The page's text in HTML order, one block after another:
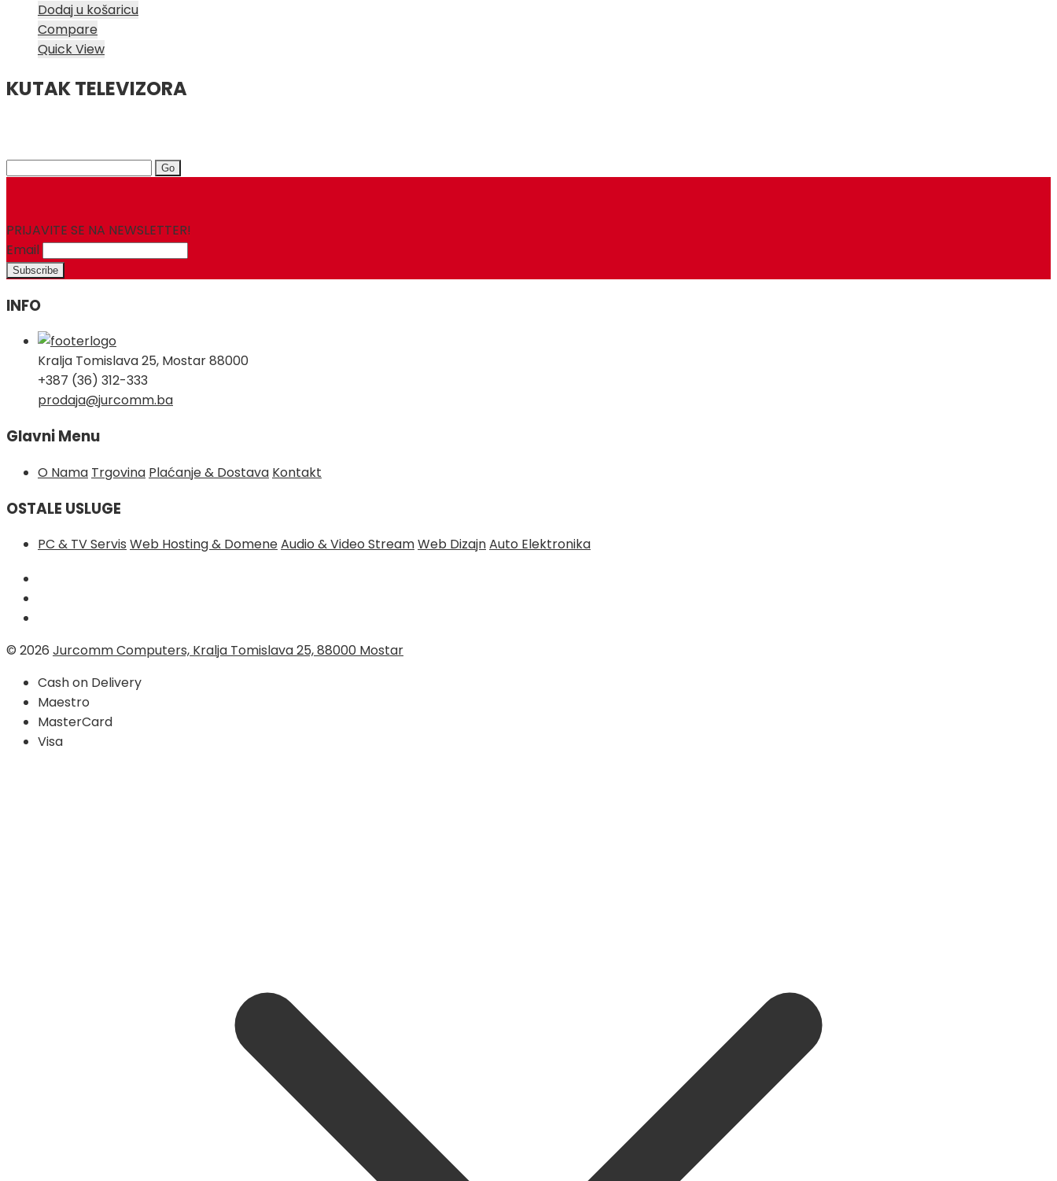
Dodaj u košaricu
Compare
Quick View
KUTAK TELEVIZORA
Search
PRIJAVITE SE NA NEWSLETTER!
Email
INFO
Kralja Tomislava 25, Mostar 88000
+387 (36) 312-333
prodaja@jurcomm.ba
Glavni Menu
O Nama Trgovina Plaćanje & Dostava Kontakt
OSTALE USLUGE
PC & TV Servis Web Hosting & DomeneAudio & Video StreamWeb DizajnAuto Elektronika
© 2026 Jurcomm Computers, Kralja Tomislava 25, 88000 Mostar
Cash on Delivery
Maestro
MasterCard
Visa